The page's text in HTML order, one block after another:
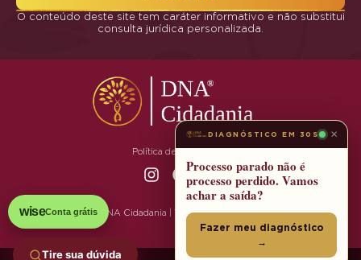
O conteúdo deste site tem caráter informativo e não substitui
consulta jurídica personalizada.
© 2025 DNA Cidadania | Todos os Direitos Reservados
Política de Privacidade
DIAGNÓSTICO EM 30S ×
Processo parado não é
processo perdido. Vamos
achar a saída?
Fazer meu diagnóstico
→
wiseConta grátis
Tire sua dúvida